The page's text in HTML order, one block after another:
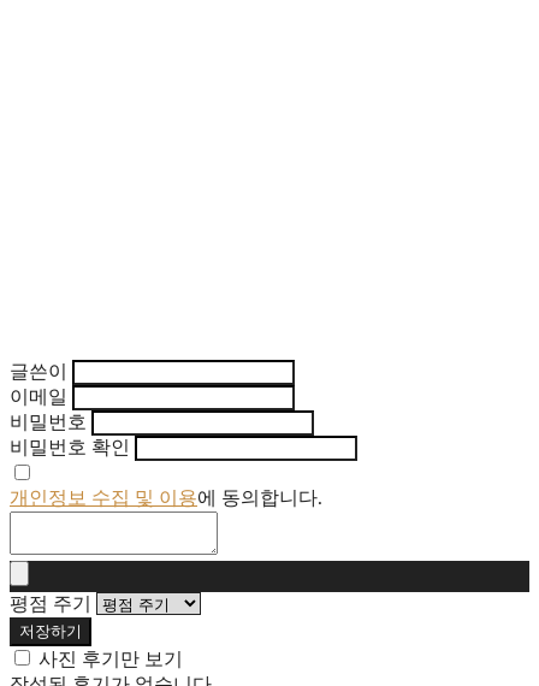
글쓴이
이메일
비밀번호
비밀번호 확인
개인정보 수집 및 이용에 동의합니다.
평점 주기
저장하기
사진 후기만 보기